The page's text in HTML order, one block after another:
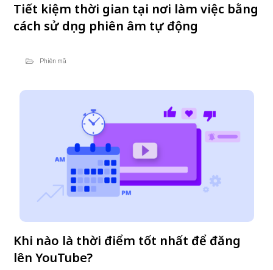
Tiết kiệm thời gian tại nơi làm việc bằng
cách sử dụng phiên âm tự động
Phiên mã
Khi nào là thời điểm tốt nhất để đăng
lên YouTube?